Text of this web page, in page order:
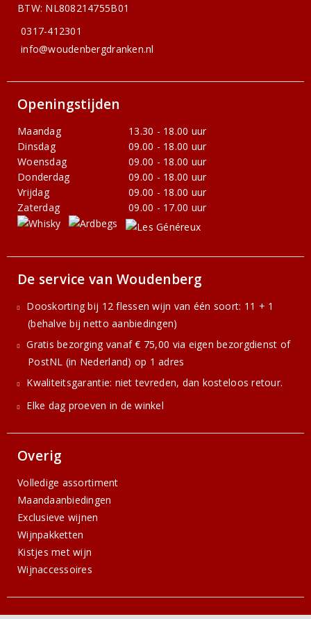
BTW: NL808214755B01
0317-412301
info@woudenbergdranken.nl
Openingstijden
Maandag
13.30 - 18.00 uur
Dinsdag
09.00 - 18.00 uur
Woensdag
09.00 - 18.00 uur
Donderdag
09.00 - 18.00 uur
Vrijdag
09.00 - 18.00 uur
Zaterdag
09.00 - 17.00 uur
De service van Woudenberg
Dooskorting bij 12 flessen wijn van één soort: 11 + 1
(behalve bij netto aanbiedingen)
Gratis bezorging vanaf € 75,00 via eigen bezorgdienst of
PostNL (in Nederland) op 1 adres
Kwaliteitsgarantie: niet tevreden, dan kosteloos retour.
Elke dag proeven in de winkel
Overig
Volledige assortiment
Maandaanbiedingen
Exclusieve wijnen
Wijnpakketten
Kistjes met wijn
Wijnaccessoires